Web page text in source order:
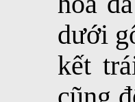
dưới
kết